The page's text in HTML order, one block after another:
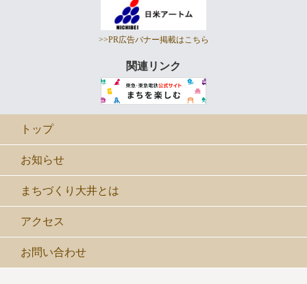
>>PR広告バナー掲載はこちら
関連リンク
トップ
お知らせ
まちづくり大井とは
アクセス
お問い合わせ